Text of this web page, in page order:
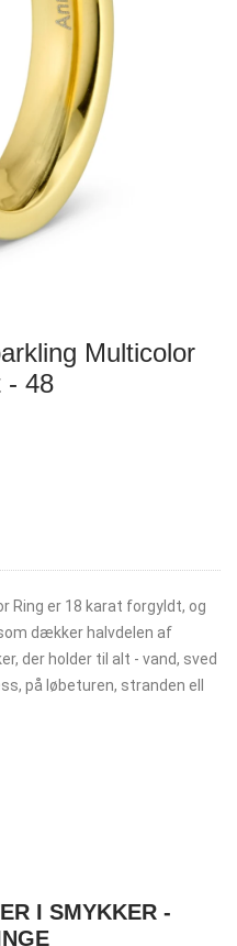
Multicolor
- 48
Ring er 18 karat forgyldt, og
dækker halvdelen af
der holder til alt - vand, sved
på løbeturen, stranden ell
I SMYKKER -